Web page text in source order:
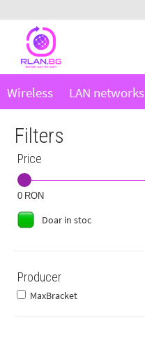
Wireless LAN networks
Filters
Price
0
Doar in stoc
Producer
MaxBracket